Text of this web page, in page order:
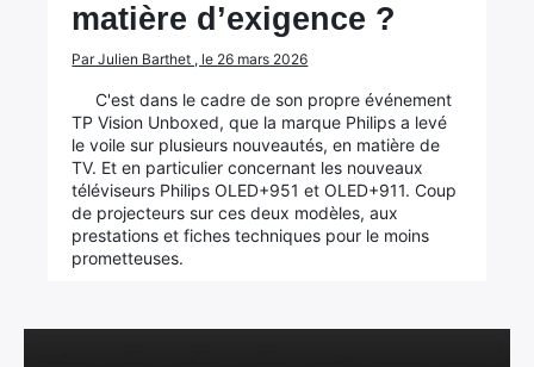
matière d’exigence ?
Par Julien Barthet , le 26 mars 2026
C'est dans le cadre de son propre événement
TP Vision Unboxed, que la marque Philips a levé
le voile sur plusieurs nouveautés, en matière de
TV. Et en particulier concernant les nouveaux
téléviseurs Philips OLED+951 et OLED+911. Coup
de projecteurs sur ces deux modèles, aux
prestations et fiches techniques pour le moins
prometteuses.